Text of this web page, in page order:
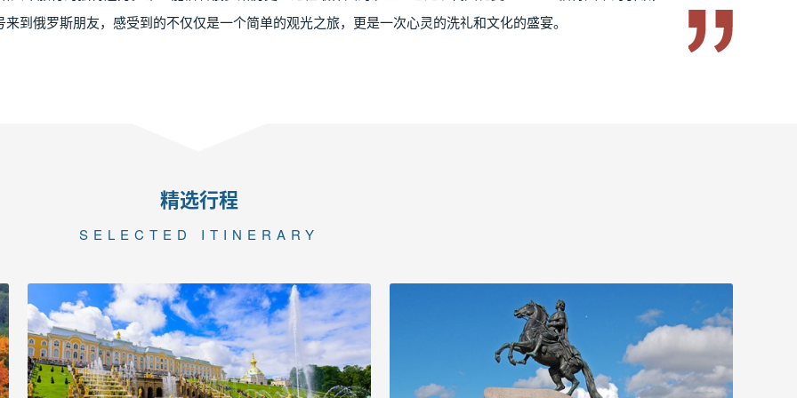
到俄罗斯朋友，感受到的不仅仅是一个简单的观光之旅，更是一次心灵的洗礼和文化的盛宴。
精选行程
SELECTED ITINERARY